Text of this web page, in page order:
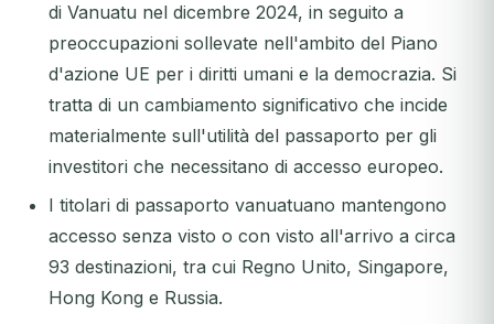
di Vanuatu nel dicembre 2024, in seguito a
preoccupazioni sollevate nell'ambito del Piano
d'azione UE per i diritti umani e la democrazia. Si
tratta di un cambiamento significativo che incide
materialmente sull'utilità del passaporto per gli
investitori che necessitano di accesso europeo.
I titolari di passaporto vanuatuano mantengono
accesso senza visto o con visto all'arrivo a circa
93 destinazioni, tra cui Regno Unito, Singapore,
Hong Kong e Russia.